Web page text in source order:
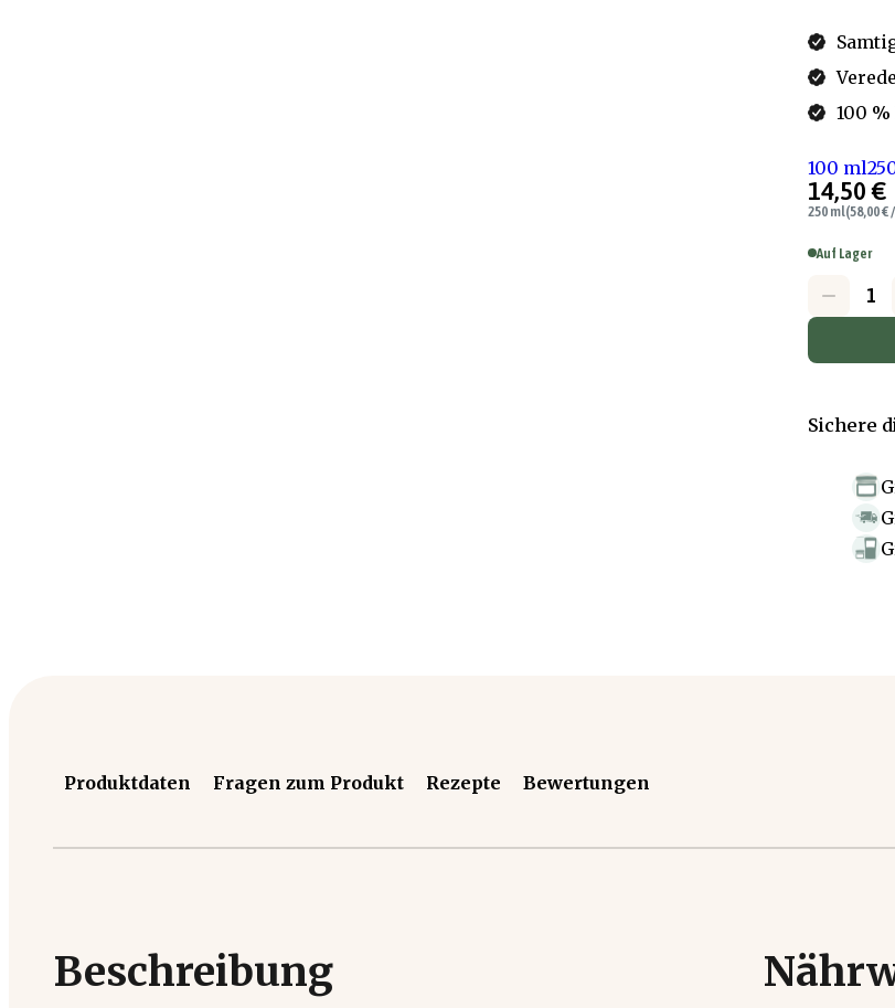
100
100 ml
14,50 €
250 ml(58,00 €
Auf Lager
Sichere
Produktdaten Fragen zum Produkt Rezepte Bewertungen
Beschreibung